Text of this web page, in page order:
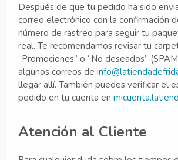
Después de que tu pedido ha sido
correo electrónico con la confirmación
número de rastreo para seguir tu
real. Te recomendamos revisar tu
“Promociones” o “No deseados”
algunos correos de
llegar allí. También puedes verificar el
pedido en tu cuenta en
Atención al Cliente